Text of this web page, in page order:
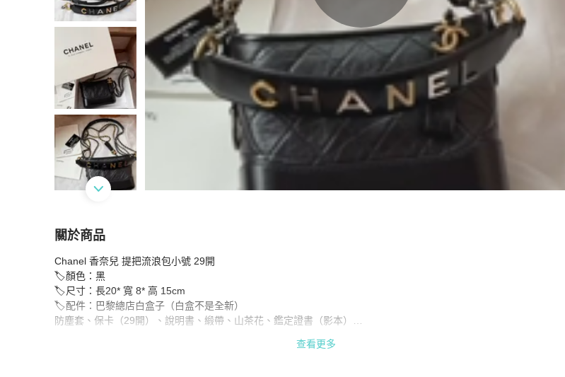
關於商品
關於Chanel 香奈兒 ❤︎巴黎總店白盒❤︎黑色提把流浪包小號 29開
Chanel 香奈兒 提把流浪包小號 29開
🏷️顏色：黑
🏷️尺寸：長20* 寬 8* 高 15cm
🏷️配件：巴黎總店白盒子（白盒不是全新）
防塵套、保卡（29開）、說明書、緞帶、山茶花、鑑定證書（影本）
🏷️說明：整體約9成新，包身硬挺，提把「A」、「N」些微污漬、磨痕，底部、側邊一點點使用痕跡，狀況細節依照片
查看更多